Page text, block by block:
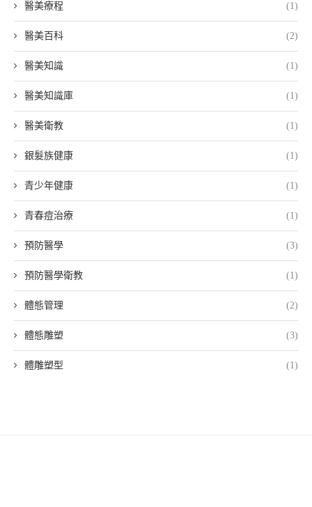
醫美療程 (1)
醫美百科 (2)
醫美知識 (1)
醫美知識庫 (1)
醫美衛教 (1)
銀髮族健康 (1)
青少年健康 (1)
青春痘治療 (1)
預防醫學 (3)
預防醫學衛教 (1)
體態管理 (2)
體態雕塑 (3)
體雕塑型 (1)